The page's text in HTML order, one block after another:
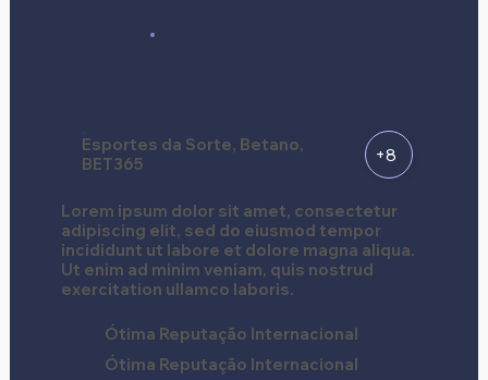
Esportes da Sorte, Betano,
BET365
+8
Lorem ipsum dolor sit amet, consectetur
adipiscing elit, sed do eiusmod tempor
incididunt ut labore et dolore magna aliqua.
Ut enim ad minim veniam, quis nostrud
exercitation ullamco laboris.
Ótima Reputação Internacional
Ótima Reputação Internacional